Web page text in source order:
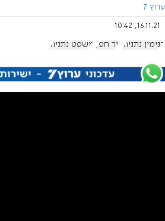
ערוץ 7
16.11.21, 10:42
בנימין נתניהו ניר חפץ משפט נתניהו